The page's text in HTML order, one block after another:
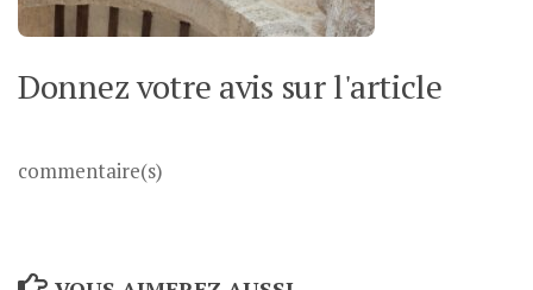
Donnez votre avis sur l'article
commentaire(s)